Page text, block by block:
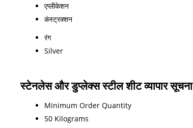
एप्लीकेशन
कंस्ट्रक्शन
रंग
Silver
स्टेनलेस और डुप्लेक्स स्टील शीट व्यापार सूचना
Minimum Order Quantity
50 Kilograms